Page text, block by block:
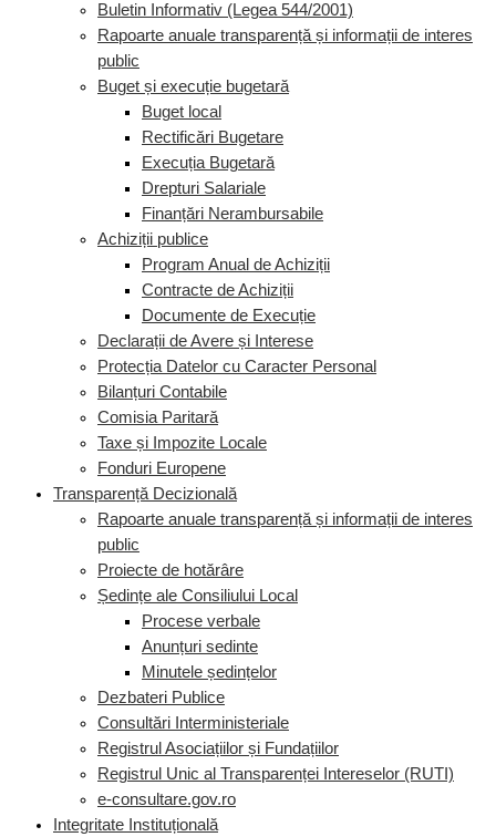
Buletin Informativ (Legea 544/2001)
Rapoarte anuale transparență și informații de interes
public
Buget și execuție bugetară
Buget local
Rectificări Bugetare
Execuția Bugetară
Drepturi Salariale
Finanțări Nerambursabile
Achiziții publice
Program Anual de Achiziții
Contracte de Achiziții
Documente de Execuție
Declarații de Avere și Interese
Protecția Datelor cu Caracter Personal
Bilanțuri Contabile
Comisia Paritară
Taxe și Impozite Locale
Fonduri Europene
Transparență Decizională
Rapoarte anuale transparență și informații de interes
public
Proiecte de hotărâre
Ședințe ale Consiliului Local
Procese verbale
Anunțuri sedinte
Minutele ședințelor
Dezbateri Publice
Consultări Interministeriale
Registrul Asociațiilor și Fundațiilor
Registrul Unic al Transparenței Intereselor (RUTI)
e-consultare.gov.ro
Integritate Instituțională